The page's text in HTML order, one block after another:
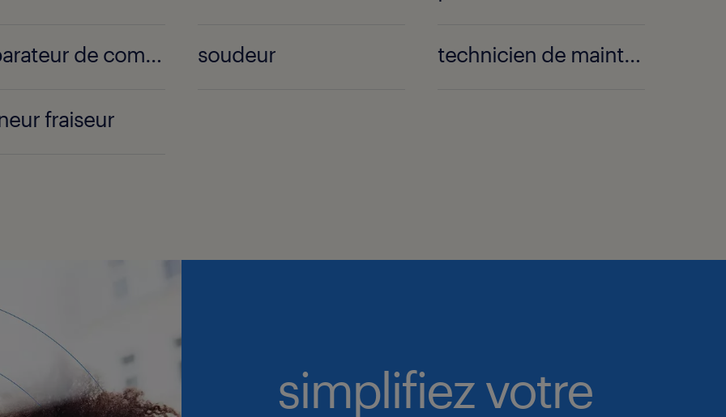
préparateur de commandes soudeur technicien de maintenance
fraiseur
simplifiez votre